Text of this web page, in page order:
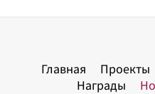
Главная Проекты
Награды